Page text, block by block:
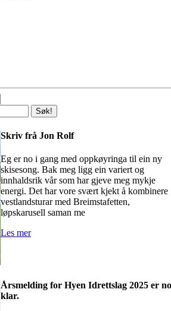
Søk!
Skriv frå Jon Rolf
Eg er no i gang med oppkøyringa til ein ny
skisesong. Bak meg ligg ein variert og
innhaldsrik vår som har gjeve meg mykje
energi. Det har vore svært kjekt å kombinere
vestlandsturar med Breimstafetten,
løpskarusell saman me
Les mer
Årsmelding for Hyen Idrettslag 2025 er no
klar.